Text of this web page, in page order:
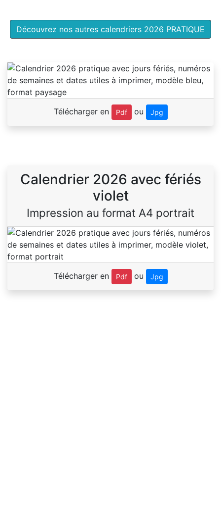
Découvrez nos autres calendriers 2026 PRATIQUE
Télécharger en Pdf ou Jpg
Calendrier 2026 avec fériés
violet
Impression au format A4 portrait
Télécharger en Pdf ou Jpg